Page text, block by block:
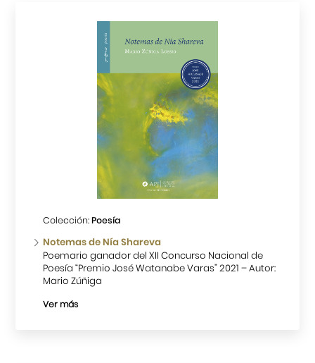
Colección:Poesía
Notemas de Nía Shareva
Poemario ganador del XII Concurso Nacional de
Poesía “Premio José Watanabe Varas” 2021 – Autor:
Mario Zúñiga
Ver más